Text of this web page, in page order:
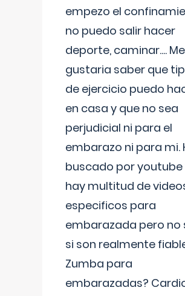
empezo el
no puedo salir hacer
deporte, caminar.... Me
gustaria saber que
de ejercicio puedo
en casa y que no sea
perjudicial ni para el
embarazo ni para mi.
buscado por youtube
hay multitud de
especificos para
embarazada pero no
si son realmente
Zumba para
embarazadas?